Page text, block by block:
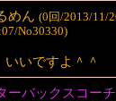
めん (0回/2013/11/
No30330)
いいですよ＾＾
ーバックスコー